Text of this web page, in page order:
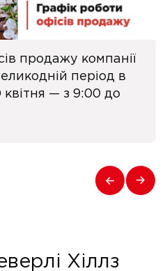
продажу компанії
період в
квітня — з 9:00 до
Хіллз